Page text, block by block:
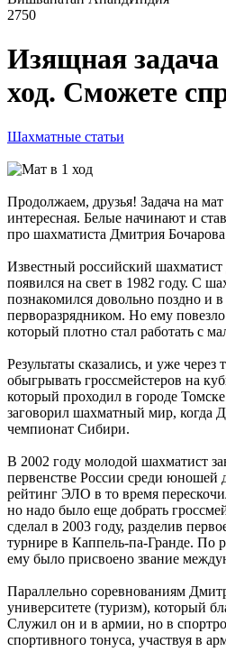
2750
Изящная задача
ход. Сможете
Шахматные статьи
Продолжаем, друзья! Задача на
интересная. Белые начинают и
про шахматиста Дмитрия
Известный российский
появился на свет в 1982 году. С
познакомился довольно поздно и
перворазрядником. Но ему
который плотно стал работать с
Результаты сказались, и уже через
обыгрывать гроссмейстеров на
который проходил в городе
заговорил шахматный мир, когда
чемпионат Сибири.
В 2002 году молодой шахматист
первенстве России среди юношей
рейтинг ЭЛО в то время
но надо было еще добрать
сделал в 2003 году, разделив
турнире в Каппель-па-Гранде. По
ему было присвоено звание
Параллельно соревнованиям
университете (туризм), который
Служил он и в армии, но в
спортивного тонуса, участвуя в